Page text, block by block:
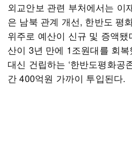
외교안보 관련 부처에서는 이
은 남북 관계 개선, 한반도 평
위주로 예산이 신규 및 증액
산이 3년 만에 1조원대를 회
대신 건립하는 ‘한반도평화공
간 400억원 가까이 투입된다.